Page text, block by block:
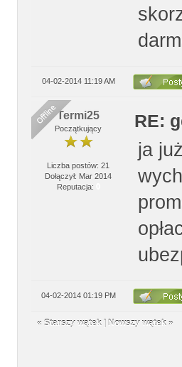
04-02-2014 11:19 AM
Termi25
Początkujący
Liczba postów: 21
Dołączył: Mar 2014
Reputacja:
RE:
ja
04-02-2014 01:19 PM
« Starszy wątek| Nowszy wątek»